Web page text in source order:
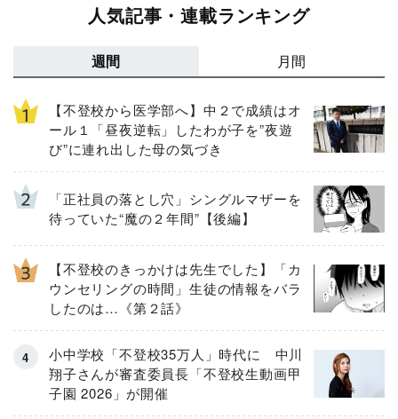
人気記事・連載ランキング
週間 月間
【不登校から医学部へ】中２で成績はオ
ール１「昼夜逆転」したわが子を”夜遊
び”に連れ出した母の気づき
「正社員の落とし穴」シングルマザーを
待っていた“魔の２年間”【後編】
【不登校のきっかけは先生でした】「カ
ウンセリングの時間」生徒の情報をバラ
したのは…《第２話》
小中学校「不登校35万人」時代に 中川
翔子さんが審査委員長「不登校生動画甲
子園 2026」が開催